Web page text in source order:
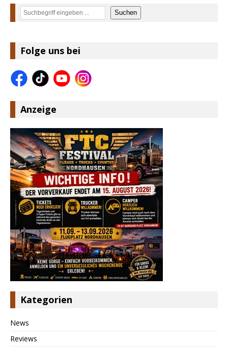
Suchen Suchen
Folge uns bei
Anzeige
Kategorien
News
Reviews